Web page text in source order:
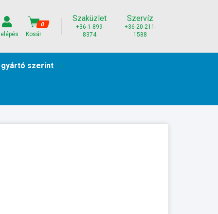
0
Kosár
Szaküzlet
+36-1-899-
8374
Szervíz
+36-20-211-
1588
szerint